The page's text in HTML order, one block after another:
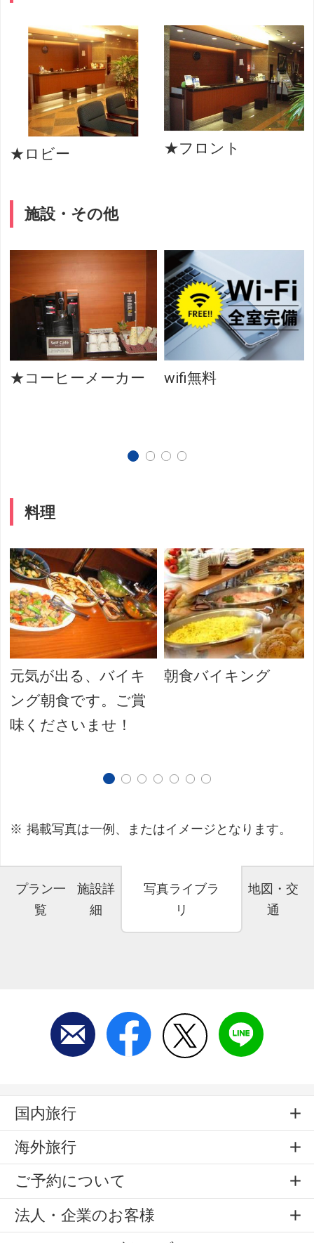
★ロビー ★フロント
施設・その他
★コーヒーメーカー wifi無料
料理
元気が出る、バイキ
ング朝食です。ご賞
味くださいませ！
朝食バイキング
掲載写真は一例、またはイメージとなります。
プラン一
覧
施設詳
細
写真ライブラ
リ
地図・交
通
国内旅行
海外旅行
ご予約について
法人・企業のお客様